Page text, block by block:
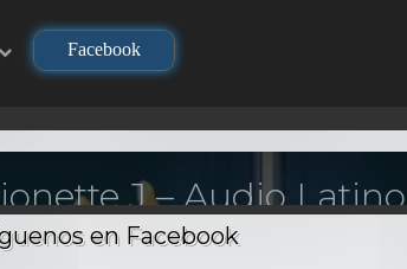
Facebook
J – Audio Latino